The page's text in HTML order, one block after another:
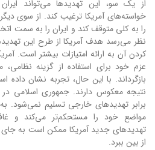
از یک سو، این تهدیدها می‌تواند
خواسته‌های آمریکا ترغیب کند. از سوی
را به کلی متوقف کند و ایران را به سمت
نظر می‌رسد هدف آمریکا از طرح این
کردن آن به ارائه امتیازات بیشتر است.
عزم خود برای استفاده از گزینه نظامی،
بازگرداند. با این حال، تجربه نشان
نتیجه معکوس دارند. جمهوری اسلامی
برابر تهدیدهای خارجی تسلیم نمی‌شود.
مواضع خود را مستحکم‌تر می‌کند و
تهدیدهای جدید آمریکا ممکن است به جای
از بین ببرد.